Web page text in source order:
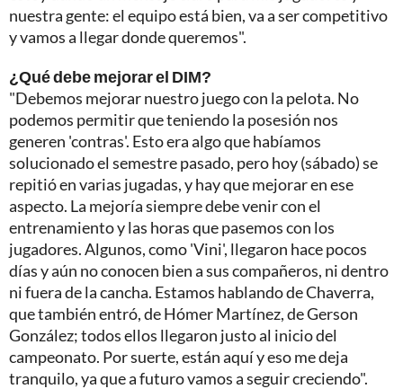
nuestra gente: el equipo está bien, va a ser competitivo
y vamos a llegar donde queremos".
¿Qué debe mejorar el DIM?
"Debemos mejorar nuestro juego con la pelota. No
podemos permitir que teniendo la posesión nos
generen 'contras'. Esto era algo que habíamos
solucionado el semestre pasado, pero hoy (sábado) se
repitió en varias jugadas, y hay que mejorar en ese
aspecto. La mejoría siempre debe venir con el
entrenamiento y las horas que pasemos con los
jugadores. Algunos, como 'Vini', llegaron hace pocos
días y aún no conocen bien a sus compañeros, ni dentro
ni fuera de la cancha. Estamos hablando de Chaverra,
que también entró, de Hómer Martínez, de Gerson
González; todos ellos llegaron justo al inicio del
campeonato. Por suerte, están aquí y eso me deja
tranquilo, ya que a futuro vamos a seguir creciendo".